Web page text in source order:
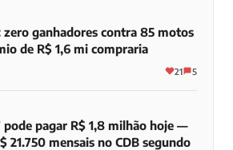
zero ganhadores contra 85 motos
de R$ 1,6 mi compraria
21 5
pode pagar R$ 1,8 milhão hoje —
21.750 mensais no CDB segundo